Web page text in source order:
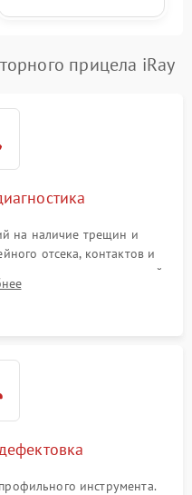
прицела iRay
на наличие трещин и
отсека, контактов и
и четкости прицельной
проблем с
инструмента.